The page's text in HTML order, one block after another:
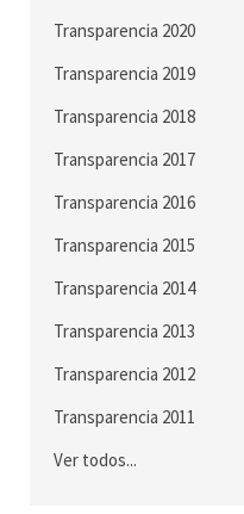
Transparencia 2020
Transparencia 2019
Transparencia 2018
Transparencia 2017
Transparencia 2016
Transparencia 2015
Transparencia 2014
Transparencia 2013
Transparencia 2012
Transparencia 2011
Ver todos...